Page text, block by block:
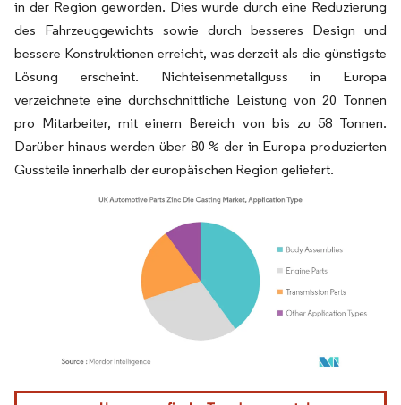
in der Region geworden. Dies wurde durch eine Reduzierung
des Fahrzeuggewichts sowie durch besseres Design und
bessere Konstruktionen erreicht, was derzeit als die günstigste
Lösung erscheint. Nichteisenmetallguss in Europa
verzeichnete eine durchschnittliche Leistung von 20 Tonnen
pro Mitarbeiter, mit einem Bereich von bis zu 58 Tonnen.
Darüber hinaus werden über 80 % der in Europa produzierten
Gussteile innerhalb der europäischen Region geliefert.
Bild © Mordor Intelligence. Wiederverwendung erfordert Namensnennung gemäß